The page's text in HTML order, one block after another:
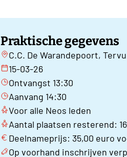
Praktische gegevens
C.C. De Warandepoort,
15-03-26
Ontvangst 13:30
Aanvang 14:30
Voor alle Neos leden
Aantal plaatsen resterend:
Deelnameprijs: 35,00 euro
Op voorhand inschrijven